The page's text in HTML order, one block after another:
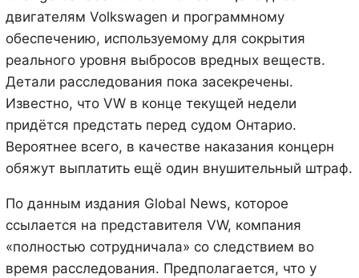
двигателям Volkswagen и программному
обеспечению, используемому для сокрытия
реального уровня выбросов вредных веществ.
Детали расследования пока засекречены.
Известно, что VW в конце текущей недели
придётся предстать перед судом Онтарио.
Вероятнее всего, в качестве наказания концерн
обяжут выплатить ещё один внушительный штраф.
По данным издания Global News, которое
ссылается на представителя VW, компания
«полностью сотрудничала» со следствием во
время расследования. Предполагается, что у